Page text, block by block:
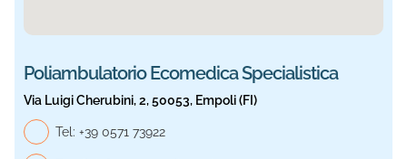
Poliambulatorio Ecomedica Specialistica
Via Luigi Cherubini, 2, 50053, Empoli (FI)
Tel: Telefono generale, Ecomedica Specialistica
+39 0571 73922